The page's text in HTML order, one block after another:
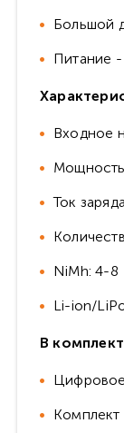
Большой
Питание
Входное
Мощность
Ток
NiMh: 4-8
Li-ion/
В
Цифровое